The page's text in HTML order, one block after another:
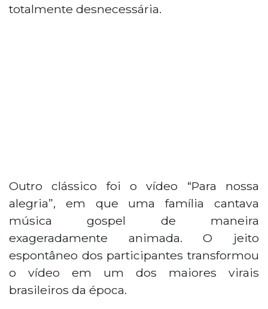
totalmente desnecessária.
Outro clássico foi o vídeo “Para nossa
alegria”, em que uma família cantava
música gospel de maneira
exageradamente animada. O jeito
espontâneo dos participantes transformou
o vídeo em um dos maiores virais
brasileiros da época.